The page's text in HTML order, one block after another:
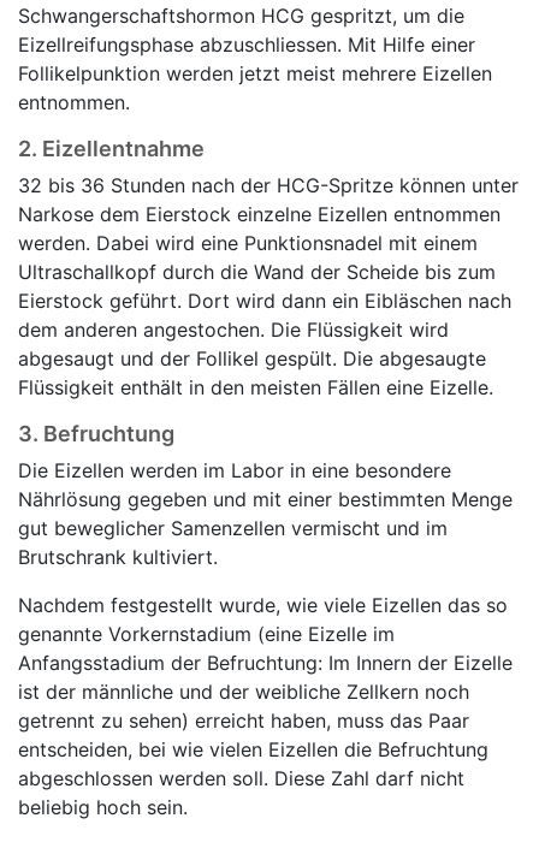
Schwangerschaftshormon HCG gespritzt, um die
Eizellreifungsphase abzuschliessen. Mit Hilfe einer
Follikelpunktion werden jetzt meist mehrere Eizellen
entnommen.
2. Eizellentnahme
32 bis 36 Stunden nach der HCG-Spritze können unter
Narkose dem Eierstock einzelne Eizellen entnommen
werden. Dabei wird eine Punktionsnadel mit einem
Ultraschallkopf durch die Wand der Scheide bis zum
Eierstock geführt. Dort wird dann ein Eibläschen nach
dem anderen angestochen. Die Flüssigkeit wird
abgesaugt und der Follikel gespült. Die abgesaugte
Flüssigkeit enthält in den meisten Fällen eine Eizelle.
3. Befruchtung
Die Eizellen werden im Labor in eine besondere
Nährlösung gegeben und mit einer bestimmten Menge
gut beweglicher Samenzellen vermischt und im
Brutschrank kultiviert.
Nachdem festgestellt wurde, wie viele Eizellen das so
genannte Vorkernstadium (eine Eizelle im
Anfangsstadium der Befruchtung: Im Innern der Eizelle
ist der männliche und der weibliche Zellkern noch
getrennt zu sehen) erreicht haben, muss das Paar
entscheiden, bei wie vielen Eizellen die Befruchtung
abgeschlossen werden soll. Diese Zahl darf nicht
beliebig hoch sein.